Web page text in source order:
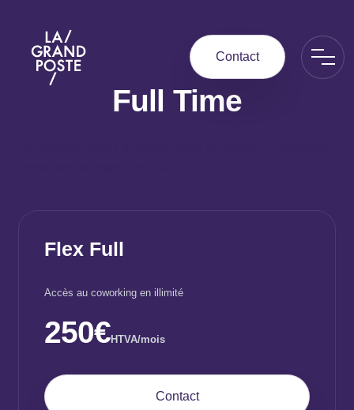
La Grand Poste
Contact
Full Time
Flex Full
Accès au coworking en illimité
250€HTVA/mois
Contact